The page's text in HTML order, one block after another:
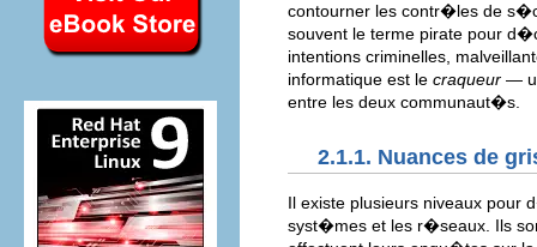
contourner les contr�les de
souvent le terme pirate pour
intentions criminelles,
informatique est le craqueur —
entre les deux communaut�s.
2.1.1. Nuances de
Il existe plusieurs niveaux
syst�mes et les r�seaux. Ils